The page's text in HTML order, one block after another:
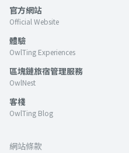
官方網站
Official Website
體驗
OwlTing Experiences
區塊鏈旅宿管理服務
OwlNest
客棧
OwlTing Blog
網站條款